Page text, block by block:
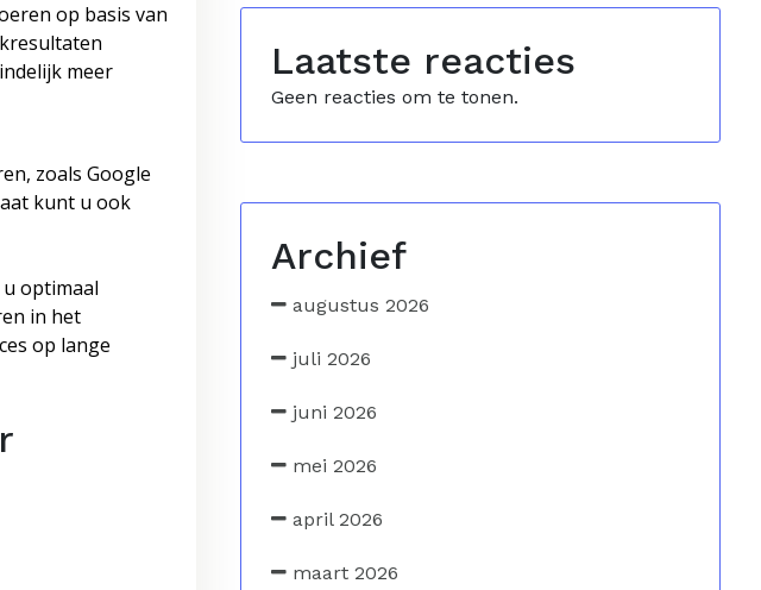
op basis van
meer
zoals Google
kunt u ook
optimaal
in het
op lange
Laatste reacties
Geen reacties om te tonen.
Archief
augustus 2026
juli 2026
juni 2026
mei 2026
april 2026
maart 2026